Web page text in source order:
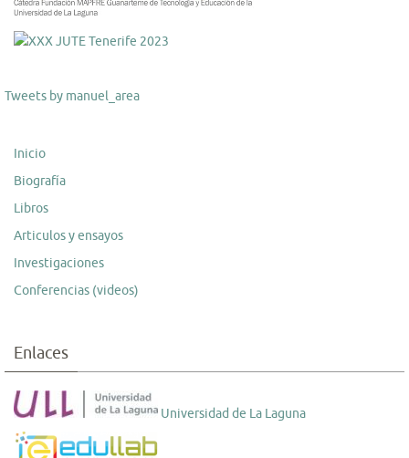
Tweets by manuel_area
Inicio
Biografía
Libros
Articulos y ensayos
Investigaciones
Conferencias (videos)
Enlaces
Universidad de La Laguna